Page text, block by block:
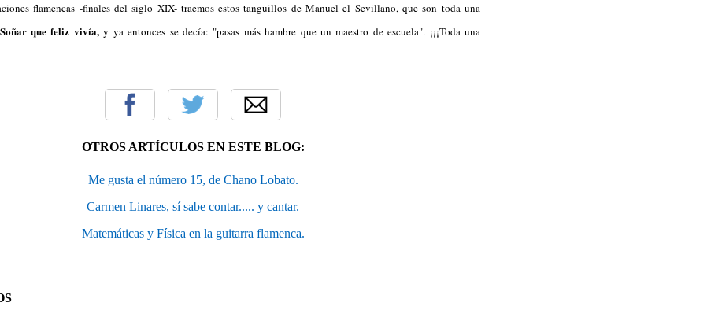
flamencas -finales del siglo XIX- traemos estos tanguillos de Manuel el Sevillano, que son toda una
Soñar que feliz vivía,y ya entonces se decía: "pasas más hambre que un maestro de escuela". ¡¡¡Toda una
OTROS ARTÍCULOS EN ESTE BLOG:
Me gusta el número 15, de Chano Lobato.
Carmen Linares, sí sabe contar..... y cantar.
Matemáticas y Física en la guitarra flamenca.